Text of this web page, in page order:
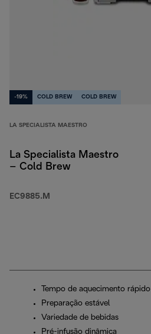
-19% COLD BREW COLD BREW
LA SPECIALISTA MAESTRO
La Specialista Maestro
– Cold Brew
EC9885.M
Tempo de aquecimento rápido
Preparação estável
Variedade de bebidas
Pré-infusão dinâmica